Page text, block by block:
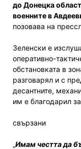
до Донецка
военните в
позовава на
Зеленски е
оперативно-
обстановката в
разговарял и с
десантните,
им е благодарил
свързани
„Имам честта да